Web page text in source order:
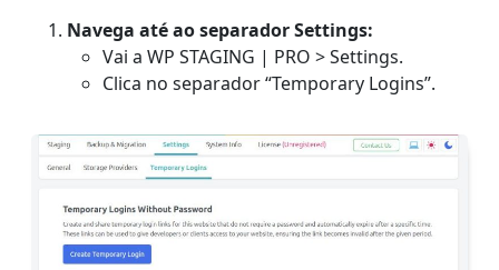
Navega até ao separador Settings:
Vai a WP STAGING | PRO > Settings.
Clica no separador “Temporary Logins”.